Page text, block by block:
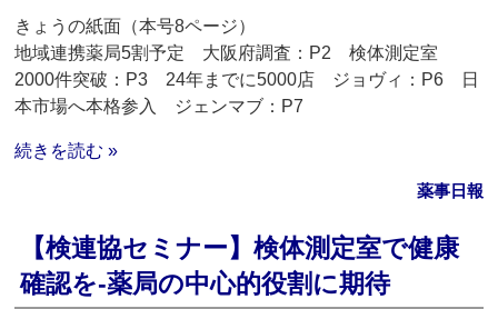
きょうの紙面（本号8ページ）
地域連携薬局5割予定 大阪府調査：P2 検体測定室
2000件突破：P3 24年までに5000店 ジョヴィ：P6 日
本市場へ本格参入 ジェンマブ：P7
続きを読む »
薬事日報
【検連協セミナー】検体測定室で健康
確認を‐薬局の中心的役割に期待